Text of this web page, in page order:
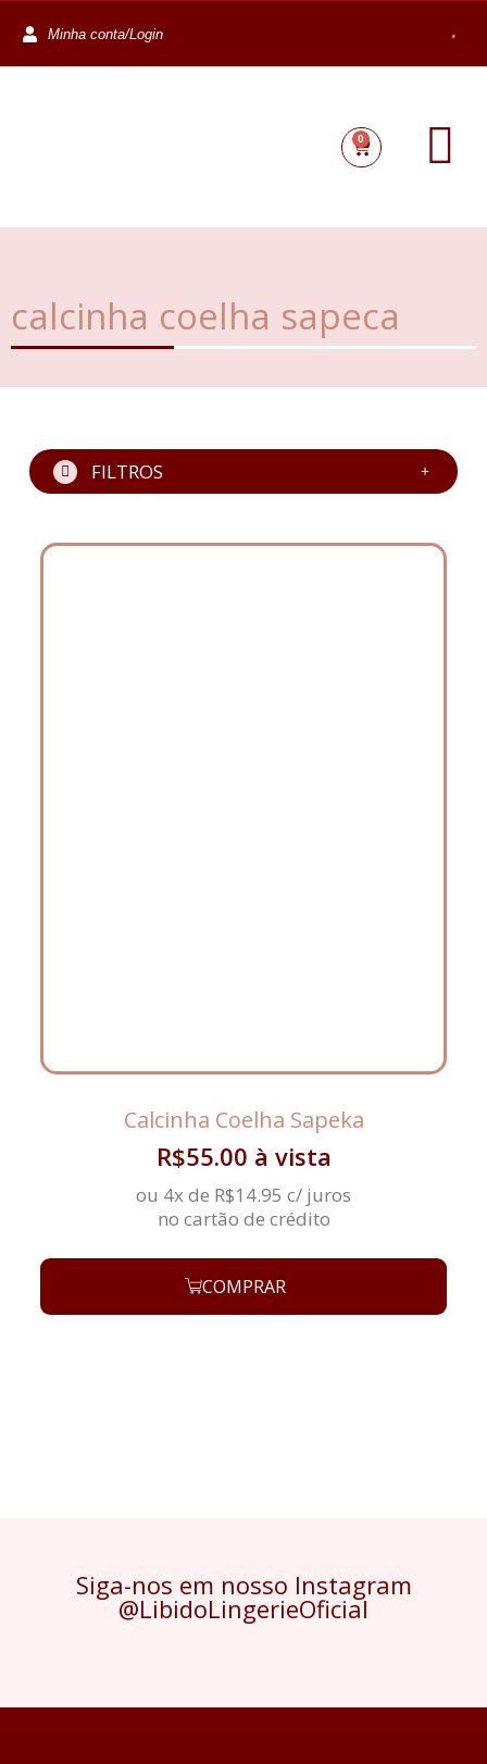
Minha conta/Login
0
calcinha coelha sapeca
FILTROS
Calcinha Coelha Sapeka
R$55.00 à vista
ou 4x de R$14.95 c/ juros
no cartão de crédito
COMPRAR
Siga-nos em nosso Instagram
@LibidoLingerieOficial